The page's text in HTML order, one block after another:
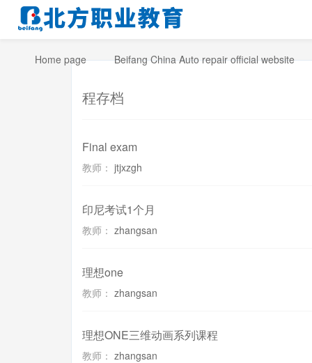
Home page Beifang China Auto repair official website
程存档
Final exam
教师： jtjxzgh
印尼考试1个月
教师： zhangsan
理想one
教师： zhangsan
理想ONE三维动画系列课程
教师： zhangsan